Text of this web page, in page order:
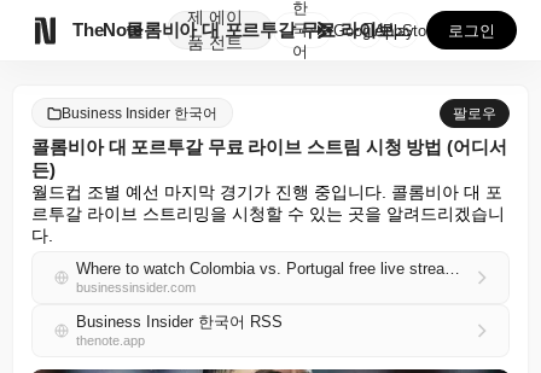
TheNote
제
품
에이
전트
콜롬비아 대 포르투갈 무료 라이브 스트림 시청 방법 (...
한
국
어
GooglePlay
AppStore 로그인
Business Insider 한국어 팔로우
콜롬비아 대 포르투갈 무료 라이브 스트림 시청 방법 (어디서
든)
월드컵 조별 예선 마지막 경기가 진행 중입니다. 콜롬비아 대 포
르투갈 라이브 스트리밍을 시청할 수 있는 곳을 알려드리겠습니
다.
Where to watch Colombia vs. Portugal free live streams from anywhere
businessinsider.com
Business Insider 한국어 RSS
thenote.app